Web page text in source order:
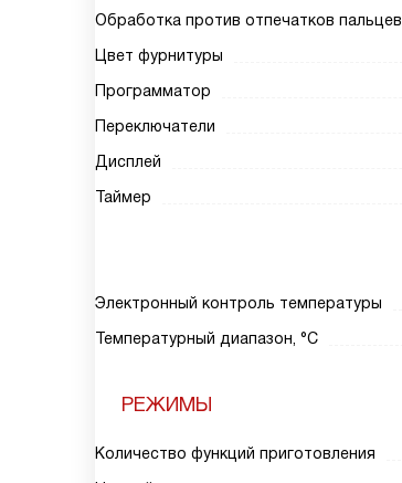
Обработка против отпечатков пальцев
Цвет фурнитуры
Программатор
Переключатели
Дисплей
Таймер
Электронный контроль температуры
Температурный диапазон, °С
РЕЖИМЫ
Количество функций приготовления